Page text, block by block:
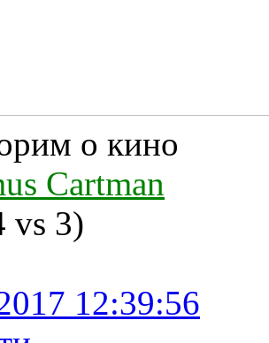
о кино
Cartman
vs 3)
12:39:56